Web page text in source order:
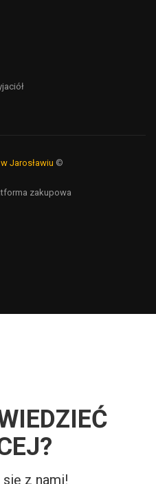
Jarosławiu ©
zakupowa
z nami!